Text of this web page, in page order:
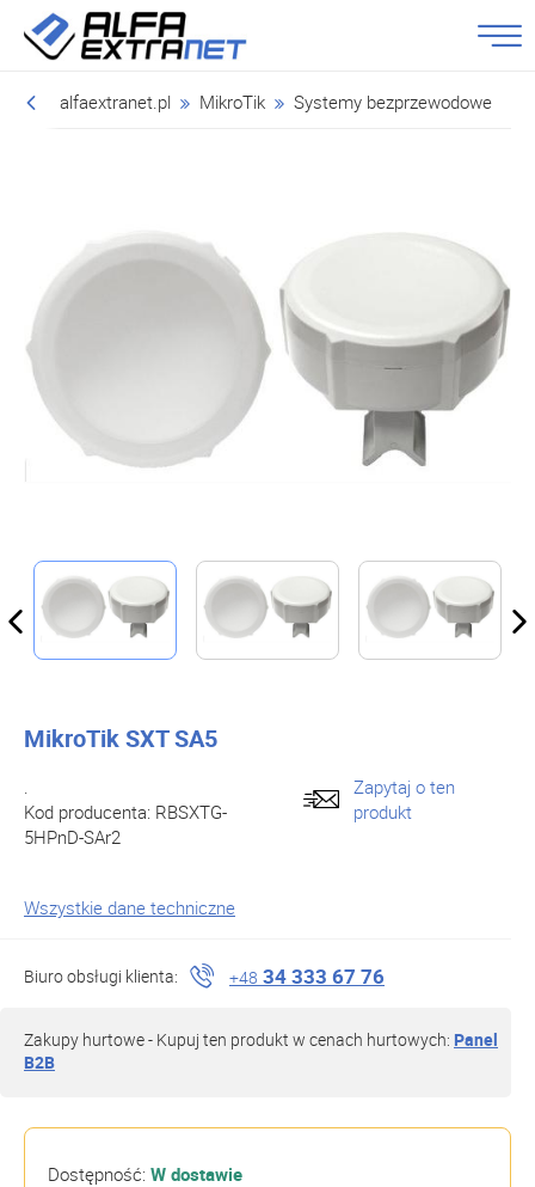
alfaextranet.pl MikroTik Systemy bezprzewodowe
MikroTik SXT SA5
Kod producenta: RBSXTG-
5HPnD-SAr2
Zapytaj o ten
produkt
Wszystkie dane techniczne
Biuro obsługi klienta: +48 34 333 67 76
Zakupy hurtowe - Kupuj ten produkt w cenach hurtowych: Panel
B2B
Dostępność: W dostawie